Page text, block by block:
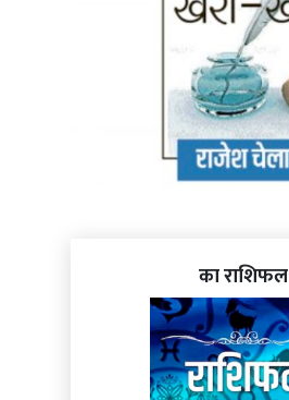
का राशिफल